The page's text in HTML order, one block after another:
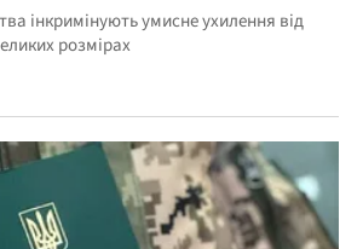
інкримінують умисне ухилення від
розмірах